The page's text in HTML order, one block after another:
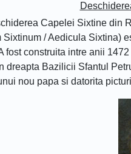
Capelei Sixtine
/ Aedicula Sixtina)
fost construita intre anii
dreapta Bazilicii Sfantul
nou papa si datorita